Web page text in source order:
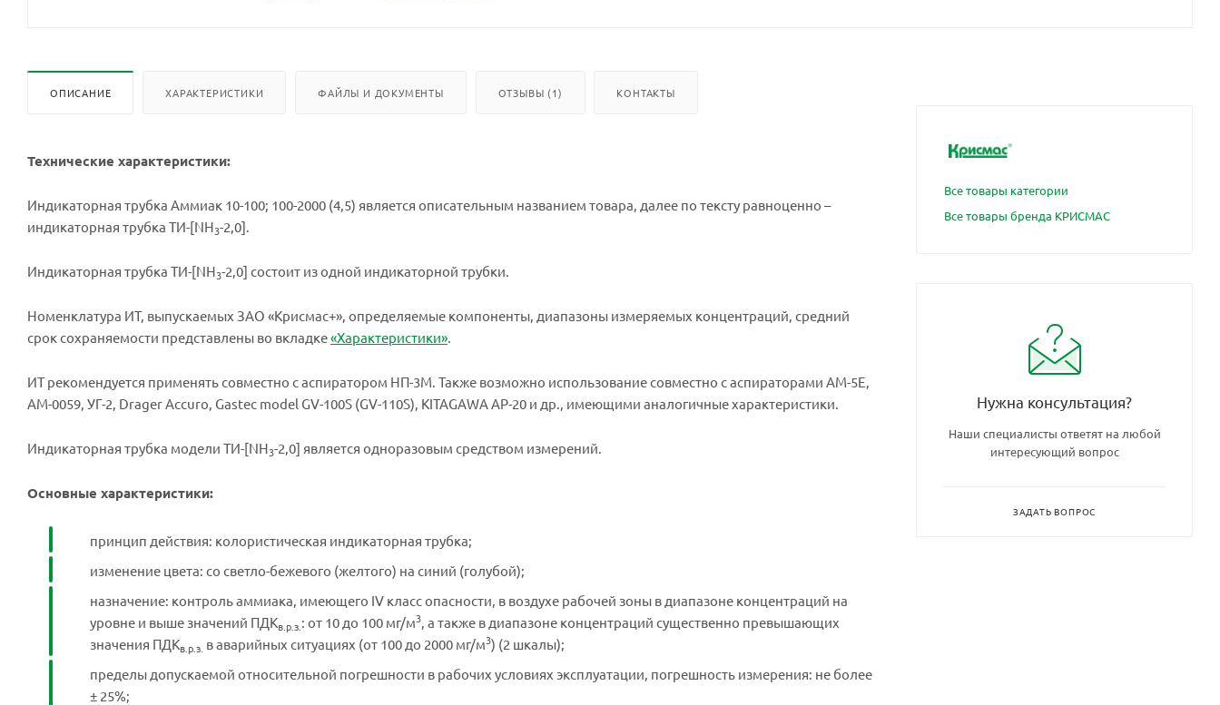
ОПИСАНИЕ ХАРАКТЕРИСТИКИ ФАЙЛЫ И ДОКУМЕНТЫ ОТЗЫВЫ (1) КОНТАКТЫ
Технические характеристики:
Индикаторная трубка Аммиак 10-100; 100-2000 (4,5) является описательным названием товара, далее по тексту равноценно –
индикаторная трубка ТИ-[NH3-2,0].
Индикаторная трубка ТИ-[NH3-2,0] состоит из одной индикаторной трубки.
Номенклатура ИТ, выпускаемых ЗАО «Крисмас+», определяемые компоненты, диапазоны измеряемых концентраций, средний
срок сохраняемости представлены во вкладке«Характеристики».
ИТ рекомендуется применять совместно с аспиратором НП-3М. Также возможно использование совместно с аспираторами АМ-5Е,
АМ-0059, УГ-2, Drager Accuro, Gastec model GV-100S (GV-110S), KITAGAWA АР-20 и др., имеющими аналогичные характеристики.
Индикаторная трубка модели ТИ-[NH3-2,0] является одноразовым средством измерений.
Основные характеристики:
принцип действия: колористическая индикаторная трубка;
изменение цвета: со светло-бежевого (желтого) на синий (голубой);
назначение: контроль аммиака, имеющего IV класс опасности, в воздухе рабочей зоны в диапазоне концентраций на
уровне и выше значений ПДКв.р.з. : от 10 до 100 мг/м3, а также в диапазоне концентраций существенно превышающих
значения ПДКв.р.з. в аварийных ситуациях (от 100 до 2000 мг/м3) (2 шкалы);
пределы допускаемой относительной погрешности в рабочих условиях эксплуатации, погрешность измерения: не более
± 25%;
Все товары категории
Все товары бренда КРИСМАС
Нужна консультация?
Наши специалисты ответят на любой
интересующий вопрос
ЗАДАТЬ ВОПРОС